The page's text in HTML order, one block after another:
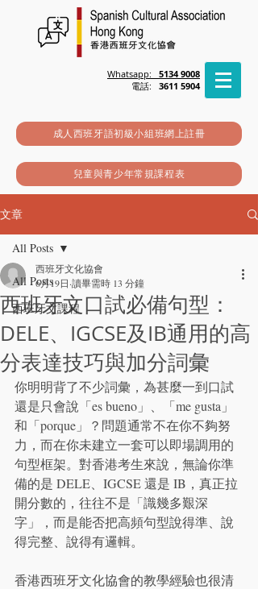
Whatsapp: 5134 9008
電話: 3611 5904
成人西班牙語初級小組班網上註冊
兒童與青少年常規課程表
文章
All Posts
西班牙文課程
All Posts
西班牙文口試必備句型：
DELE、IGCSE及IB通用的高
分表達技巧與加分詞彙
西班牙文化協會
6月19日 讀畢需時 13 分鐘
你明明背了不少詞彙，為甚麼一到口試
還是只會說「es bueno」、「me gusta」
和「porque」？問題通常不在你不夠努
力，而在你未建立一套可以即場調用的
句型框架。對香港考生來說，無論你準
備的是 DELE、IGCSE 還是 IB，真正拉
開分數的，往往不是「識幾多艱深
字」，而是能否把高頻句型說得準、說
得完整、說得有邏輯。
香港西班牙文化協會的教學經驗也很清